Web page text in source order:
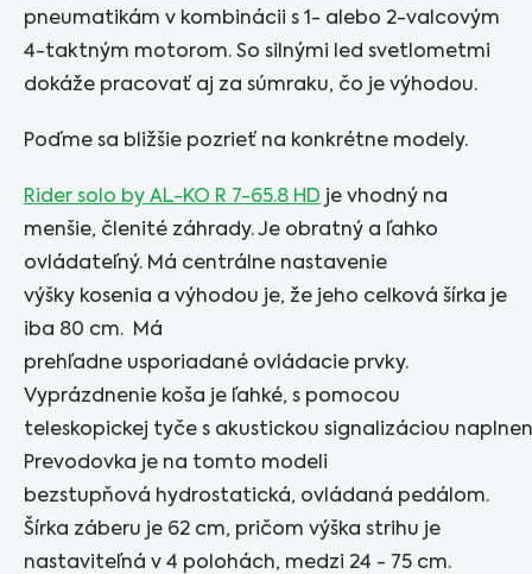
pneumatikám v kombinácii s 1- alebo 2-valcovým
4-taktným motorom. So silnými led svetlometmi
dokáže pracovať aj za súmraku, čo je výhodou.
Poďme sa bližšie pozrieť na konkrétne modely.
Rider solo by AL-KO R 7-65.8 HD je vhodný na
menšie, členité záhrady. Je obratný a ľahko
ovládateľný. Má centrálne nastavenie
výšky kosenia a výhodou je, že jeho celková šírka je
iba 80 cm. Má
prehľadne usporiadané ovládacie prvky.
Vyprázdnenie koša je ľahké, s pomocou
teleskopickej tyče s akustickou signalizáciou
Prevodovka je na tomto modeli
bezstupňová hydrostatická, ovládaná pedálom.
Šírka záberu je 62 cm, pričom výška strihu je
nastaviteľná v 4 polohách, medzi 24 - 75 cm.